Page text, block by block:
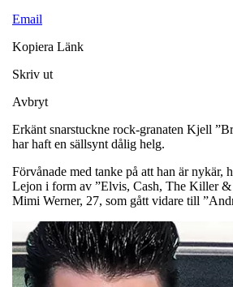
Email
Kopiera Länk
Skriv ut
Avbryt
Erkänt snarstuckne rock-granaten Kjell
har haft en sällsynt dålig helg.
Förvånade med tanke på att han är nykär,
Lejon i form av ”Elvis, Cash, The Killer &
Mimi Werner, 27, som gått vidare till